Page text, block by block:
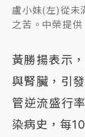
盧小妹(左)從未
之苦。中榮提供
黃勝揚表示
與腎臟，引
管逆流盛行
染病史，每